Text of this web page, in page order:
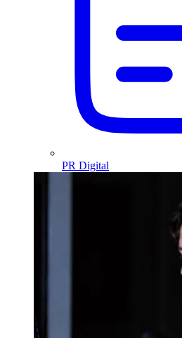
PR Digital